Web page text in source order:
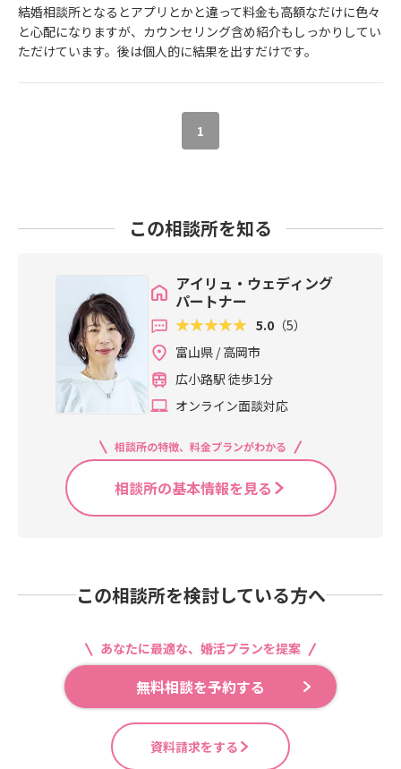
結婚相談所となるとアプリとかと違って料金も高額なだけに色々
と心配になりますが、カウンセリング含め紹介もしっかりしてい
ただけています。後は個人的に結果を出すだけです。
1
この相談所を知る
アイリュ・ウェディング
パートナー
5.0 （5）
富山県 / 高岡市
広小路駅 徒歩1分
オンライン面談対応
相談所の特徴、料金プランがわかる
相談所の基本情報を見る
この相談所を検討している方へ
あなたに最適な、婚活プランを提案
無料相談を予約する
資料請求をする